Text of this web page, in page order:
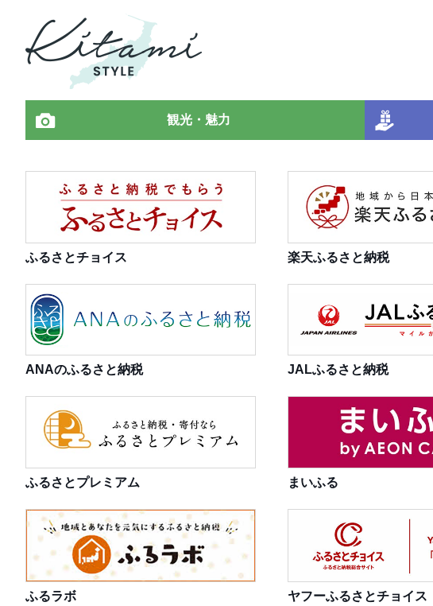
観光・魅力
ふるさとチョイス 楽天ふるさと納税
ANAのふるさと納税 JALふるさと納税
ふるさとプレミアム まいふる
ふるラボ ヤフーふるさとチョイス